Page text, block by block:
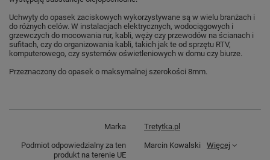
Uchwyty do opasek zaciskowych wykorzystywane są w wielu branżach i
do różnych celów. W instalacjach elektrycznych, wodociągowych i
grzewczych do mocowania rur, kabli, węży czy przewodów na ścianach i
sufitach, czy do organizowania kabli, takich jak te od sprzętu RTV,
komputerowego, czy systemów oświetleniowych w domu czy biurze.
Przeznaczony do opasek o maksymalnej szerokości 8mm.
Marka Tretytka.pl
Podmiot odpowiedzialny za ten
produkt na terenie UE
Marcin Kowalski Więcej